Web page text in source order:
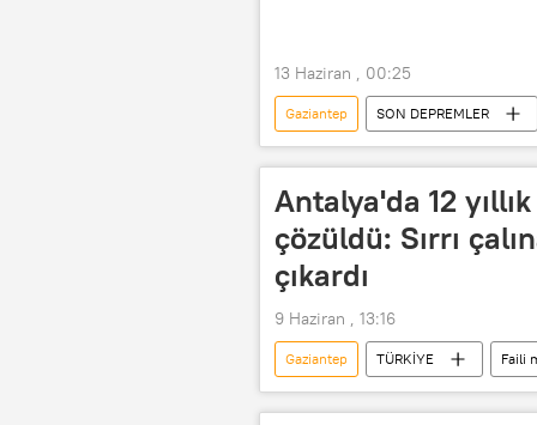
13 Haziran , 00:25
Gaziantep SON DEPREMLER
Antalya'da 12
çözüldü: Sırrı
çıkardı
9 Haziran , 13:16
Gaziantep TÜRKİYE Faili
Aynur Kanbur
Suriye